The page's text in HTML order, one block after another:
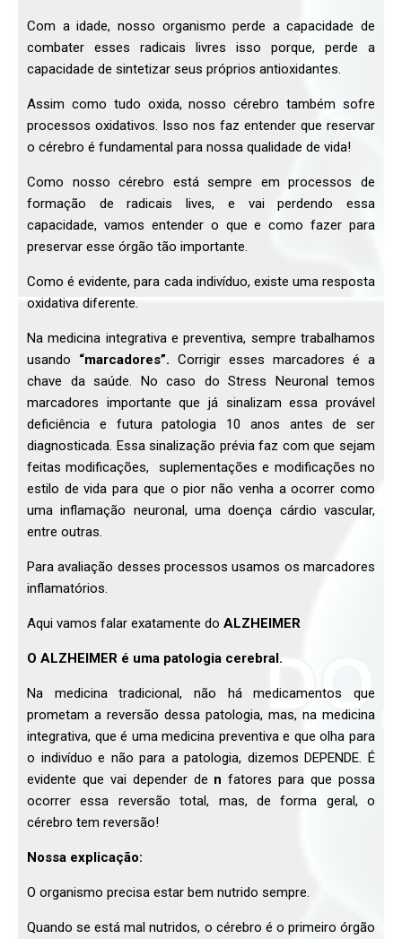
Com a idade, nosso organismo perde a capacidade de
combater esses radicais livres isso porque, perde a
capacidade de sintetizar seus próprios antioxidantes.
Assim como tudo oxida, nosso cérebro também sofre
processos oxidativos. Isso nos faz entender que reservar
o cérebro é fundamental para nossa qualidade de vida!
Como nosso cérebro está sempre em processos de
formação de radicais lives, e vai perdendo essa
capacidade, vamos entender o que e como fazer para
preservar esse órgão tão importante.
Como é evidente, para cada indivíduo, existe uma resposta
oxidativa diferente.
Na medicina integrativa e preventiva, sempre trabalhamos
usando “marcadores”. Corrigir esses marcadores é a
chave da saúde. No caso do Stress Neuronal temos
marcadores importante que já sinalizam essa provável
deficiência e futura patologia 10 anos antes de ser
diagnosticada. Essa sinalização prévia faz com que sejam
feitas modificações, suplementações e modificações no
estilo de vida para que o pior não venha a ocorrer como
uma inflamação neuronal, uma doença cárdio vascular,
entre outras.
Para avaliação desses processos usamos os marcadores
inflamatórios.
Aqui vamos falar exatamente do ALZHEIMER
O ALZHEIMER é uma patologia cerebral.
Na medicina tradicional, não há medicamentos que
prometam a reversão dessa patologia, mas, na medicina
integrativa, que é uma medicina preventiva e que olha para
o indivíduo e não para a patologia, dizemos DEPENDE. É
evidente que vai depender de n fatores para que possa
ocorrer essa reversão total, mas, de forma geral, o
cérebro tem reversão!
Nossa explicação:
O organismo precisa estar bem nutrido sempre.
Quando se está mal nutridos, o cérebro é o primeiro órgão